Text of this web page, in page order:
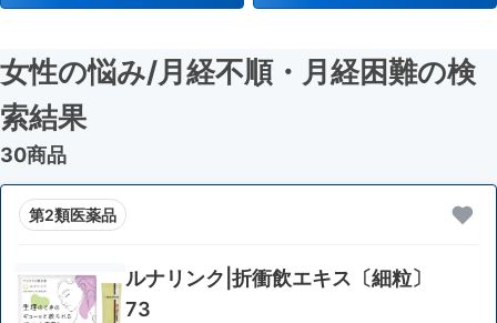
女性の悩み/月経不順・月経困難の検
索結果
30商品
第2類医薬品
ルナリンク|折衝飲エキス〔細粒〕
73